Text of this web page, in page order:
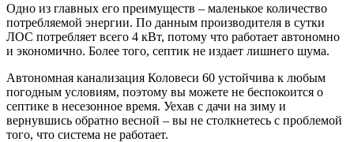
Одно из главных его преимуществ – маленькое количество
потребляемой энергии. По данным производителя в сутки
ЛОС потребляет всего 4 кВт, потому что работает автономно
и экономично. Более того, септик не издает лишнего шума.
Автономная канализация Коловеси 60 устойчива к любым
погодным условиям, поэтому вы можете не беспокоится о
септике в несезонное время. Уехав с дачи на зиму и
вернувшись обратно весной – вы не столкнетесь с проблемой
того, что система не работает.